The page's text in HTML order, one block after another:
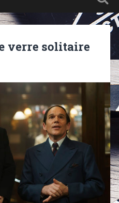
verre solitaire